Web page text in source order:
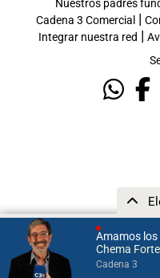
Amamos
Chema Forte
Cadena 3
Nuestros padres
Cadena 3 Comercial |
Integrar nuestra red |